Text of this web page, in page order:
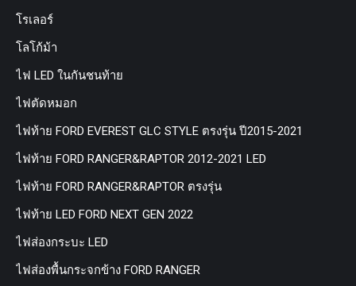
โรเลอร์
โลโก้ม้า
ไฟ LED ในกันชนท้าย
ไฟตัดหมอก
ไฟท้าย FORD EVEREST GLC STYLE ตรงรุ่น ปี2015-2021
ไฟท้าย FORD RANGER&RAPTOR 2012-2021 LED
ไฟท้าย FORD RANGER&RAPTOR ตรงรุ่น
ไฟท้าย LED FORD NEXT GEN 2022
ไฟส่องกระบะ LED
ไฟส่องพื้นกระจกข้าง FORD RANGER